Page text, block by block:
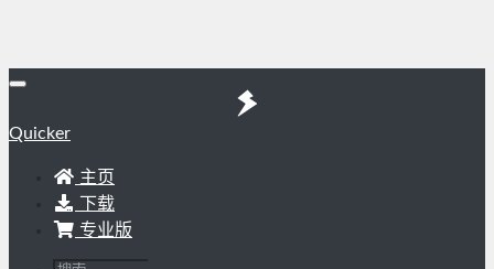
Quicker
主页
下载
专业版